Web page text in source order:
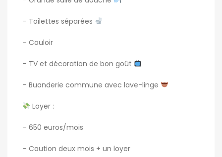
– Toilettes séparées
– Couloir
– TV et décoration de bon goût
– Buanderie commune avec lave-linge
Loyer :
– 650 euros/mois
– Caution deux mois + un loyer